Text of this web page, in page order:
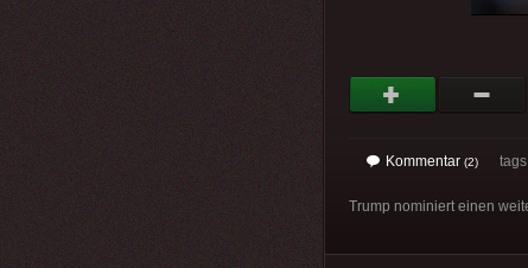
Kommentar (2)
Trump nominiert einen